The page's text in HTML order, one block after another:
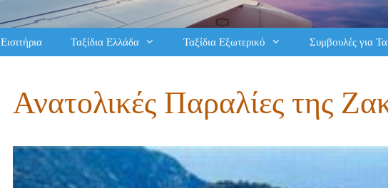
Εισιτήρια Ταξίδια Ελλάδα Ταξίδια Εξωτερικό Συμβουλές για
Ανατολικές Παραλίες της